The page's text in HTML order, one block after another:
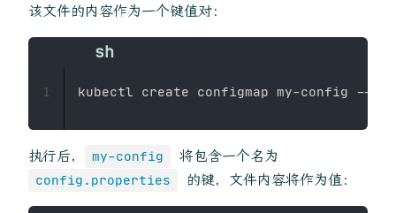
该文件的内容作为一个键值对：
kubectl create configmap my-config --
1
执行后， my-config 将包含一个名为
config.properties 的键，文件内容将作为值：